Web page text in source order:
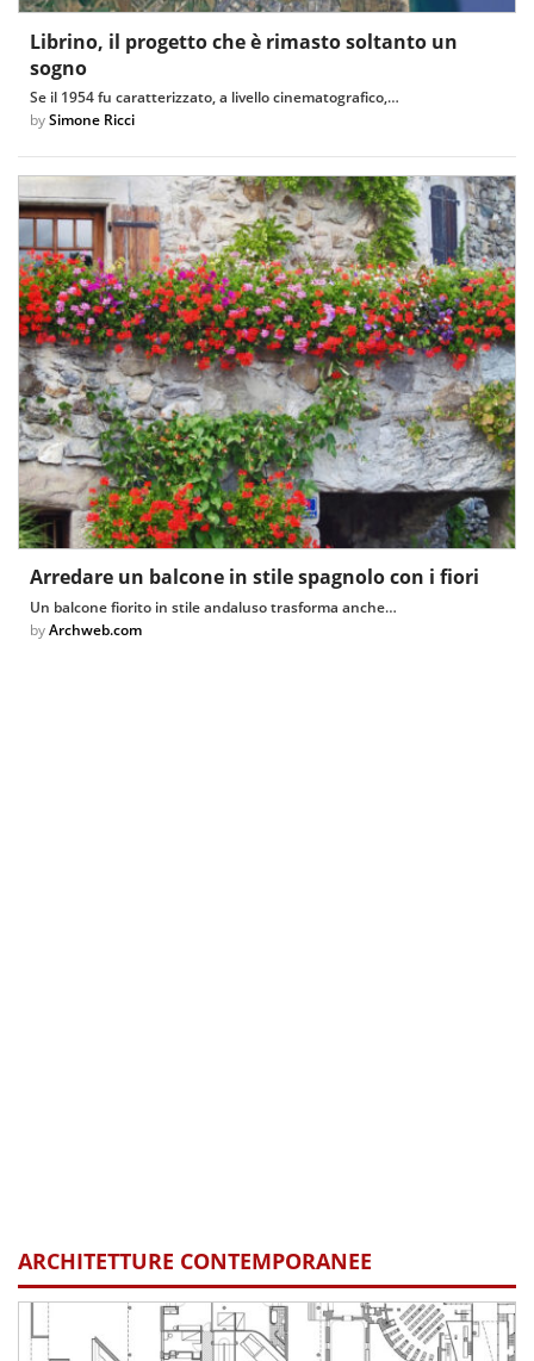
Librino, il progetto che è rimasto soltanto un
sogno
Se il 1954 fu caratterizzato, a livello cinematografico,…
bySimone Ricci
Arredare un balcone in stile spagnolo con i fiori
Un balcone fiorito in stile andaluso trasforma anche…
byArchweb.com
ARCHITETTURE CONTEMPORANEE